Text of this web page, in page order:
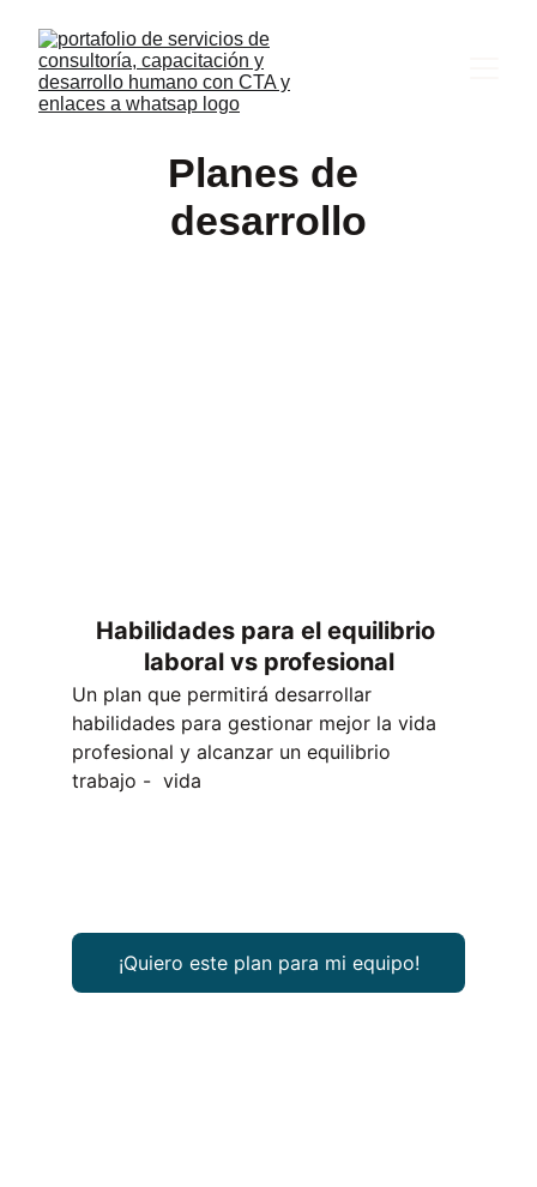
Planes de
desarrollo
Un plan que permitirá desarrollar
habilidades para gestionar mejor la vida
profesional y alcanzar un equilibrio
trabajo -  vida
Habilidades para el equilibrio
laboral vs profesional
¡Quiero este plan para mi equipo!